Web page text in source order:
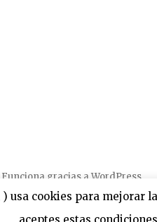
Funciona gracias a WordPress
usa cookies para mejorar